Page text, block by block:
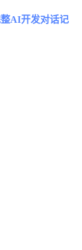
AI开发对话记